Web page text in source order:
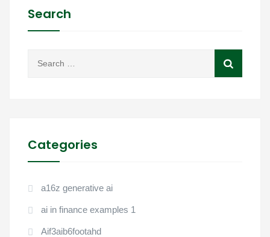
Search
Categories
a16z generative ai
ai in finance examples 1
Aif3aib6footahd